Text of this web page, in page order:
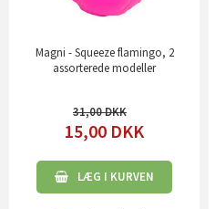
Magni - Squeeze flamingo, 2
assorterede modeller
31,00
15,00 DKK
LÆG I KURVEN